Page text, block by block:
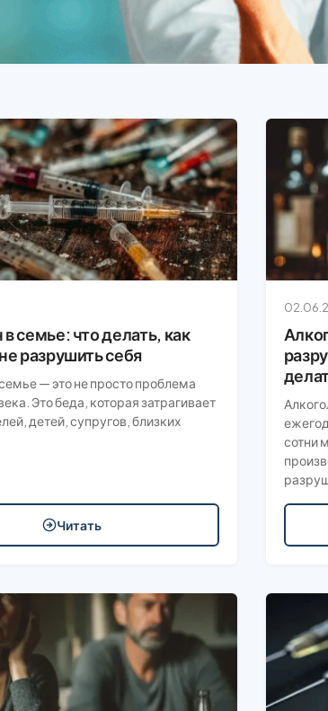
семье: что делать, как
разрушить себя
— это не просто проблема
Это беда, которая затрагивает
детей, супругов, близких
Читать
сотни